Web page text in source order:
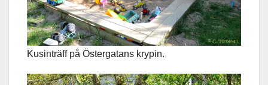
Kusinträff på Östergatans krypin.